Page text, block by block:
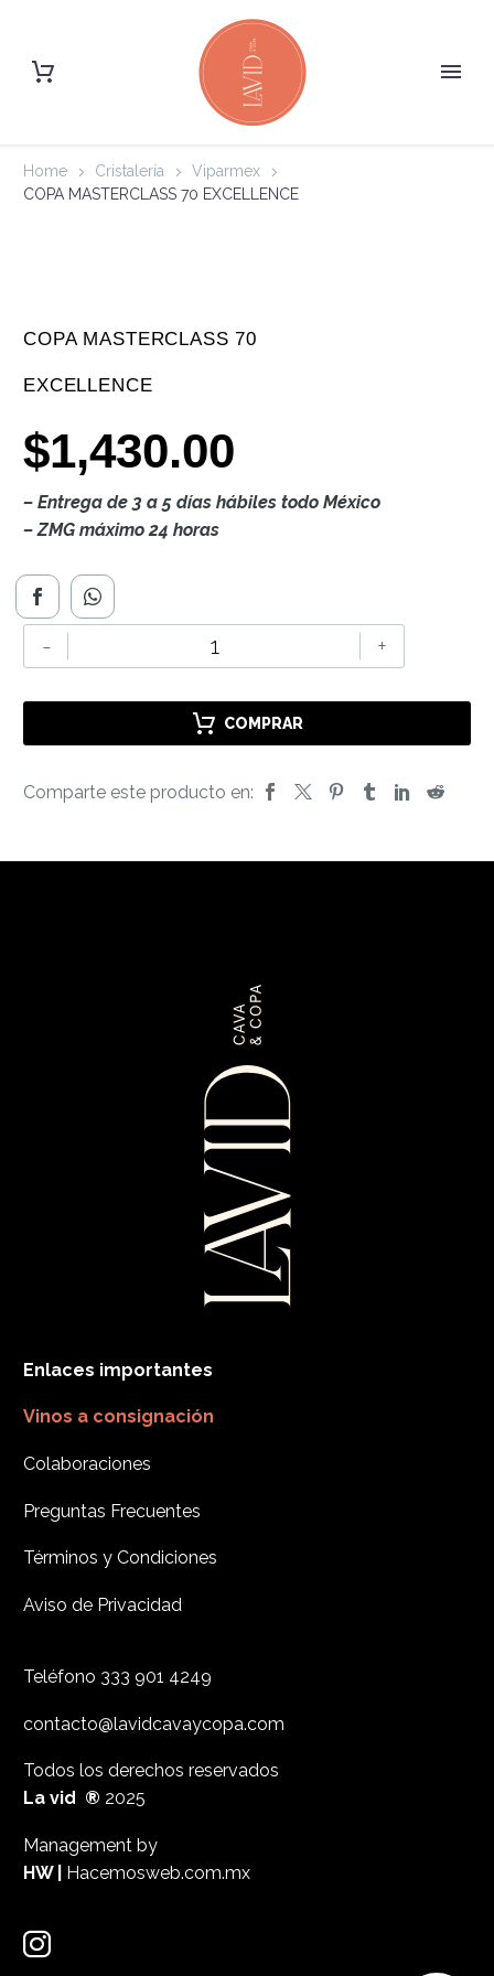
Home Cristalería
Viparmex
COPA MASTERCLASS 70 EXCELLENCE
COPA MASTERCLASS 70
EXCELLENCE
$1,430.00
– Entrega de 3 a 5 días hábiles todo México
– ZMG máximo 24 horas
-
COPA
MASTERCLASS
cantidad
+
COMPRAR
Comparte este producto en:
Enlaces importantes
Vinos a consignación
Colaboraciones
Preguntas Frecuentes
Términos y Condiciones
Aviso de Privacidad
Teléfono 333 901 4249
contacto@lavidcavaycopa.com
Todos los derechos reservados
La vid ® 2025
Management by
HW |
Hacemosweb.com.mx